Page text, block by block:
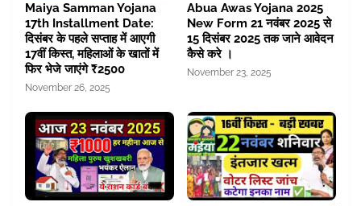
Maiya Samman Yojana
17th Installment Date:
दिसंबर के पहले सप्ताह में आएगी
17वीं किस्त, महिलाओं के खातों में
फिर भेजे जाएंगे ₹2500
November 26, 2025
Abua Awas Yojana 2025
New Form 21 नवंबर 2025 से
15 दिसंबर 2025 तक जाने आवेदन
कैसे करे ।
November 23, 2025